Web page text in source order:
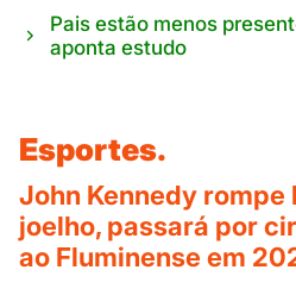
Pais estão menos
aponta estudo
Esportes.
John Kennedy rompe
joelho, passará por
ao Fluminense em